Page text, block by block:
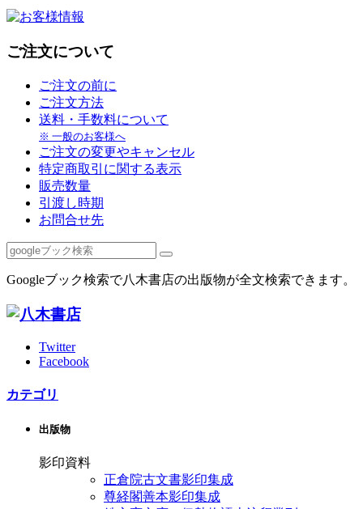
ご注文について
ご注文の前に
ご注文方法
送料・手数料について
※ 一般のお客様へ
ご注文の変更やキャンセル
特定商取引に関する表示
販売数量
引渡し時期
お問合せ先
Googleブック検索で八木書店の出版物が全文検索できます。
Twitter
Facebook
カテゴリ
出版物
影印資料
正倉院古文書影印集成
尊経閣善本影印集成